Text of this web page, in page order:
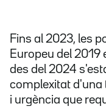
Fins al 2023, les
Europeu del 2019
des del 2024
complexitat d'una
i urgència que